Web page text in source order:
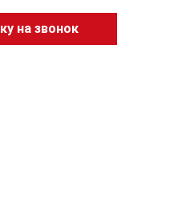
на звонок